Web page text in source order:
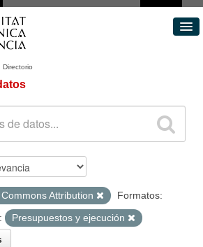
Directorio
Attribution
Formatos:
Presupuestos y ejecución